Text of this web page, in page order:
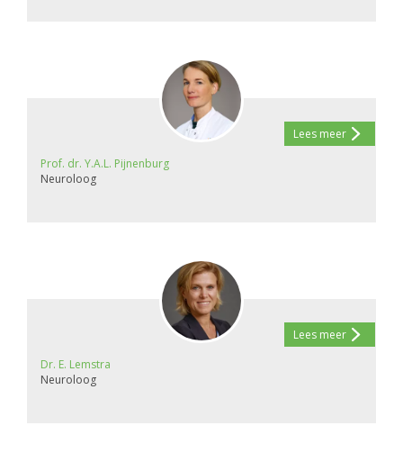
Prof. dr. Y.A.L. Pijnenburg
Neuroloog
Lees meer
Dr. E. Lemstra
Neuroloog
Lees meer